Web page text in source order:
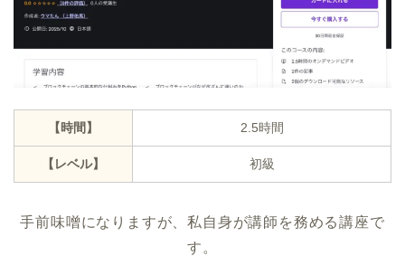
【時間】 2.5時間
【レベル】 初級
手前味噌になりますが、私自身が講師を務める講座で
す。